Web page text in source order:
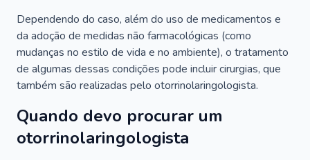
Dependendo do caso, além do uso de medicamentos e
da adoção de medidas não farmacológicas (como
mudanças no estilo de vida e no ambiente), o tratamento
de algumas dessas condições pode incluir cirurgias, que
também são realizadas pelo otorrinolaringologista.
Quando devo procurar um
otorrinolaringologista